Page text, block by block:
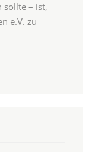
sollte – ist,
e.V. zu